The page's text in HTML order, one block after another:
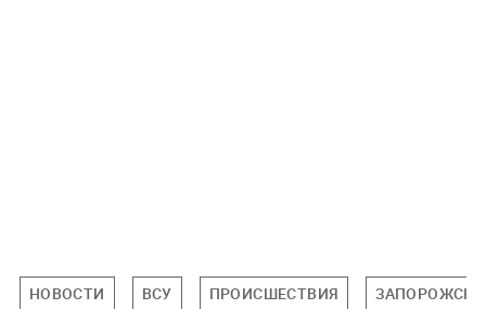
НОВОСТИ ВСУ ПРОИСШЕСТВИЯ